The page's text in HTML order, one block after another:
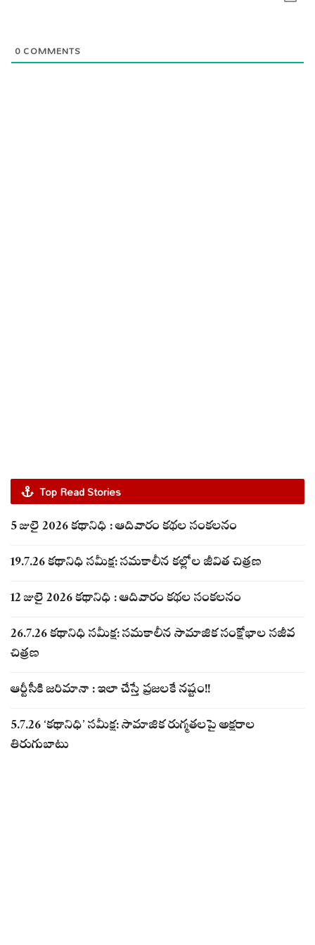
0COMMENTS
Top Read Stories
5 జులై 2026 కథానిధి : ఆదివారం కథల సంకలనం
19.7.26 కథానిధి సమీక్ష: సమకాలీన కల్లోల జీవిత చిత్రణ
12 జులై 2026 కథానిధి : ఆదివారం కథల సంకలనం
26.7.26 కథానిధి సమీక్ష: సమకాలీన సామాజిక సంక్షోభాల సజీవ
చిత్రణ
ఆర్టీసీకి జరిమానా : ఇలా చేస్తే ప్రజలకే నష్టం!!
5.7.26 ‘కథానిధి’ సమీక్ష: సామాజిక రుగ్మతలపై అక్షరాల
తిరుగుబాటు